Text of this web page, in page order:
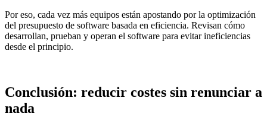
Por eso, cada vez más equipos están apostando por la optimización
del presupuesto de software basada en eficiencia. Revisan cómo
desarrollan, prueban y operan el software para evitar ineficiencias
desde el principio.
Conclusión: reducir costes sin renunciar a
nada